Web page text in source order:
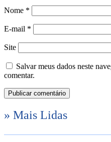
Nome *
E-mail *
Site
Salvar meus dados neste
comentar.
» Mais Lidas